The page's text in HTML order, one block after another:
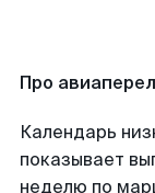
Про
Календарь
показывает
неделю по